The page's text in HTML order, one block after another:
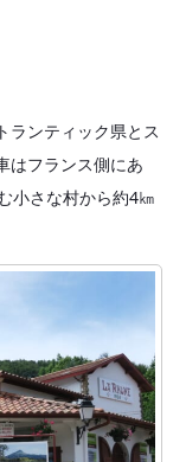
ランティック県とス
はフランス側にあ
小さな村から約4㎞